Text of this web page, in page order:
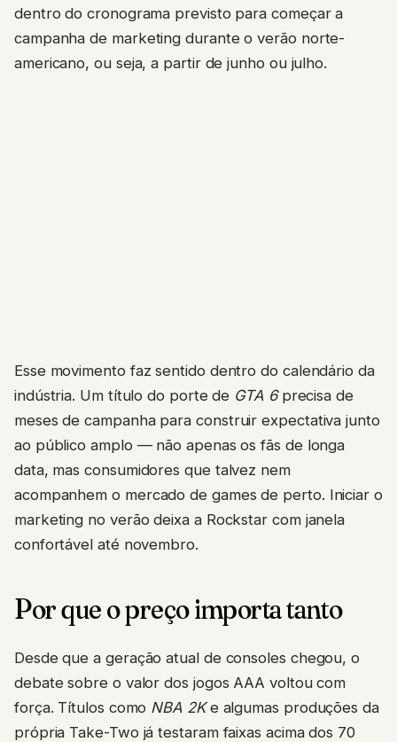
dentro do cronograma previsto para começar a
campanha de marketing durante o verão norte-
americano, ou seja, a partir de junho ou julho.
Esse movimento faz sentido dentro do calendário da
indústria. Um título do porte de GTA 6precisa de
meses de campanha para construir expectativa junto
ao público amplo — não apenas os fãs de longa
data, mas consumidores que talvez nem
acompanhem o mercado de games de perto. Iniciar o
marketing no verão deixa a Rockstar com janela
confortável até novembro.
Por que o preço importa tanto
Desde que a geração atual de consoles chegou, o
debate sobre o valor dos jogos AAA voltou com
força. Títulos como NBA 2Ke algumas produções da
própria Take-Two já testaram faixas acima dos 70